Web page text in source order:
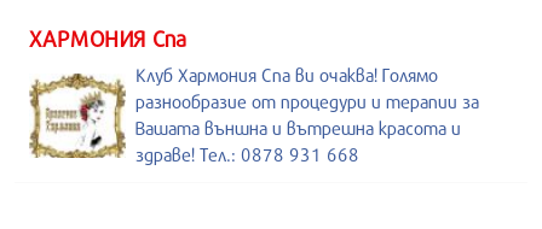
ХАРМОНИЯ Спа
Клуб Хармония Спа ви очаква! Голямо
разнообразие от процедури и терапии за
Вашата външна и вътрешна красота и
здраве! Тел.: 0878 931 668